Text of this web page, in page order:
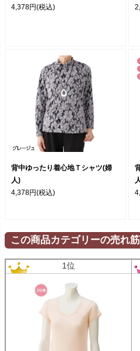
4,378円(税込)
背中ゆったり着心地Ｔシャツ(婦
人)
4,378円(税込)
この商品カテゴリーの売れ
1位